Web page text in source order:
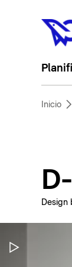
Inicio
Design
Pausar